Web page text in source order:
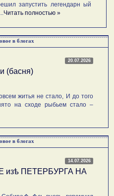
запустить легендарн ый
Читать полностью »
в блогах
20.07.2026
(басня)
житья не стало, И до того
на сходе рыбьем стало –
в блогах
14.07.2026
изѣ ПЕТЕРБУРГА НА